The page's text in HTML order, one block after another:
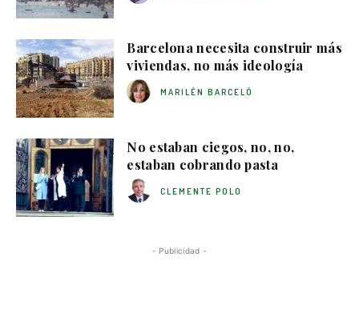
Barcelona necesita construir más
viviendas, no más ideología
MARILÉN BARCELÓ
No estaban ciegos, no, no,
estaban cobrando pasta
CLEMENTE POLO
- Publicidad -